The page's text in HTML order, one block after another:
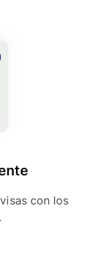
con los